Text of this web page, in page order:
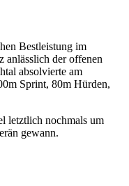
Bestleistung im
anlässlich der offenen
absolvierte am
Sprint, 80m Hürden,
letztlich nochmals um
gewann.